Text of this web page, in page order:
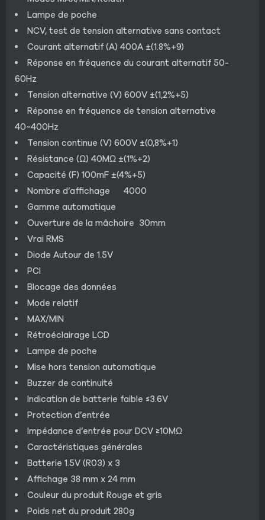
Lampe de poche
NCV, test de tension alternative sans contact
Courant alternatif (A) 400A ±(1.8%+9)
Réponse en fréquence du courant alternatif 50-
60Hz
Tension alternative (V) 600V ±(1,2%+5)
Réponse en fréquence de tension alternative
40~400Hz
Tension continue (V) 600V ±(0,8%+1)
Résistance (Ω) 40MΩ ±(1%+2)
Capacité (F) 100mF ±(4%+5)
Nombre d’affichage 4000
Gamme automatique
Ouverture de la mâchoire 30mm
Vrai RMS
Diode Autour de 1.5V
PCI
Blocage des données
Mode relatif
MAX/MIN
Rétroéclairage LCD
Lampe de poche
Mise hors tension automatique
Buzzer de continuité
Indication de batterie faible ≤3.6V
Protection d’entrée
Impédance d’entrée pour DCV ≥10MΩ
Caractéristiques générales
Batterie 1.5V (R03) x 3
Affichage 38 mm x 24 mm
Couleur du produit Rouge et gris
Poids net du produit 280g